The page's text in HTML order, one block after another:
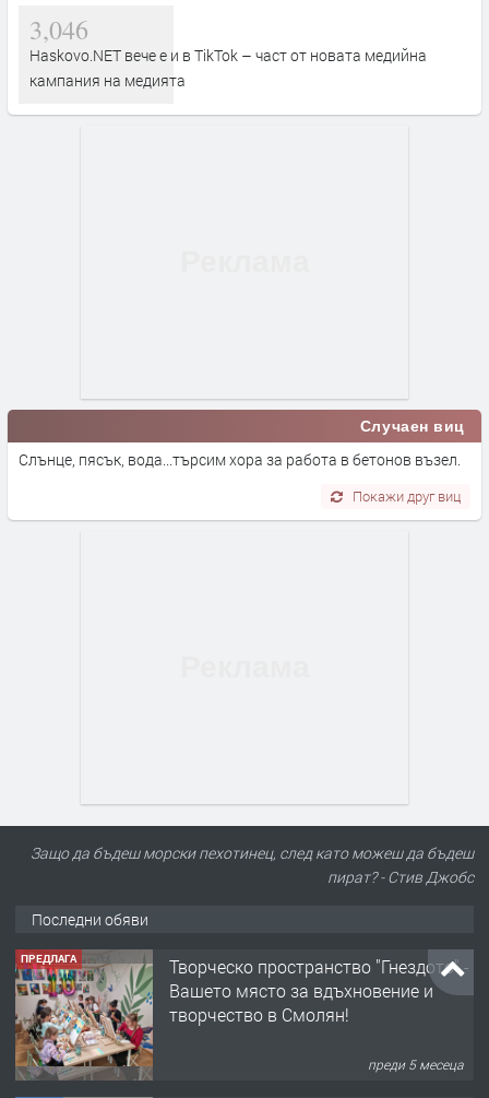
3,046
Haskovo.NET вече е и в TikTok – част от новата медийна
кампания на медията
Случаен виц
Слънце, пясък, вода...търсим хора за работа в бетонов възел.
Покажи друг виц
Защо да бъдеш морски пехотинец, след като можеш да бъдеш
пират? - Стив Джобс
Последни обяви
ПРЕДЛАГА
Творческо пространство "Гнездото" -
Вашето място за вдъхновение и
творчество в Смолян!
преди 5 месеца